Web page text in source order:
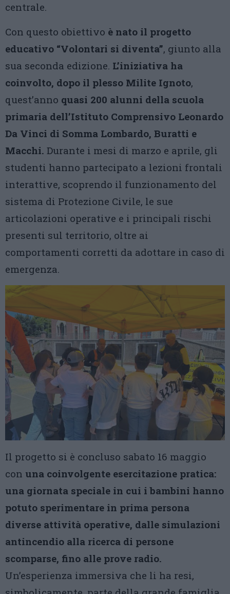
centrale.
Con questo obiettivo è nato il progetto
educativo “Volontari si diventa”, giunto alla
sua seconda edizione. L’iniziativa ha
coinvolto, dopo il plesso Milite Ignoto,
quest’anno quasi 200 alunni della scuola
primaria dell’Istituto Comprensivo Leonardo
Da Vinci di Somma Lombardo, Buratti e
Macchi. Durante i mesi di marzo e aprile, gli
studenti hanno partecipato a lezioni frontali
interattive, scoprendo il funzionamento del
sistema di Protezione Civile, le sue
articolazioni operative e i principali rischi
presenti sul territorio, oltre ai
comportamenti corretti da adottare in caso di
emergenza.
Il progetto si è concluso sabato 16 maggio
con una coinvolgente esercitazione pratica:
una giornata speciale in cui i bambini hanno
potuto sperimentare in prima persona
diverse attività operative, dalle simulazioni
antincendio alla ricerca di persone
scomparse, fino alle prove radio.
Un’esperienza immersiva che li ha resi,